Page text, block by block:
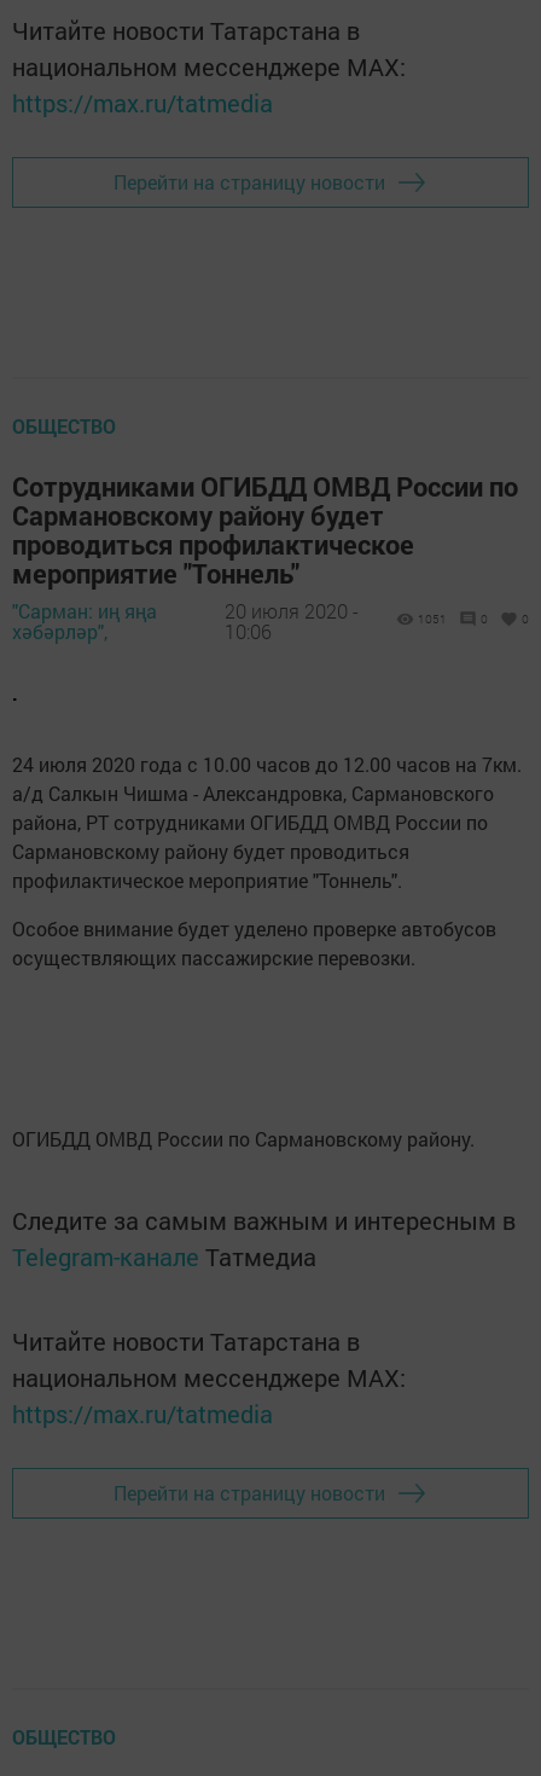
Читайте новости Татарстана в
национальном мессенджере MАХ:
https://max.ru/tatmedia
Перейти на страницу новости
ОБЩЕСТВО
Сотрудниками ОГИБДД ОМВД России по
Сармановскому району будет
проводиться профилактическое
мероприятие "Тоннель"
"Сарман: иң яңа
хәбәрләр",
20 июля 2020 -
10:06
1051 0 0
.
24 июля 2020 года с 10.00 часов до 12.00 часов на 7км.
а/д Салкын Чишма - Александровка, Сармановского
района, РТ сотрудниками ОГИБДД ОМВД России по
Сармановскому району будет проводиться
профилактическое мероприятие "Тоннель".
Особое внимание будет уделено проверке автобусов
осуществляющих пассажирские перевозки.
ОГИБДД ОМВД России по Сармановскому району.
Следите за самым важным и интересным в
Telegram-канале Татмедиа
Читайте новости Татарстана в
национальном мессенджере MАХ:
https://max.ru/tatmedia
Перейти на страницу новости
ОБЩЕСТВО